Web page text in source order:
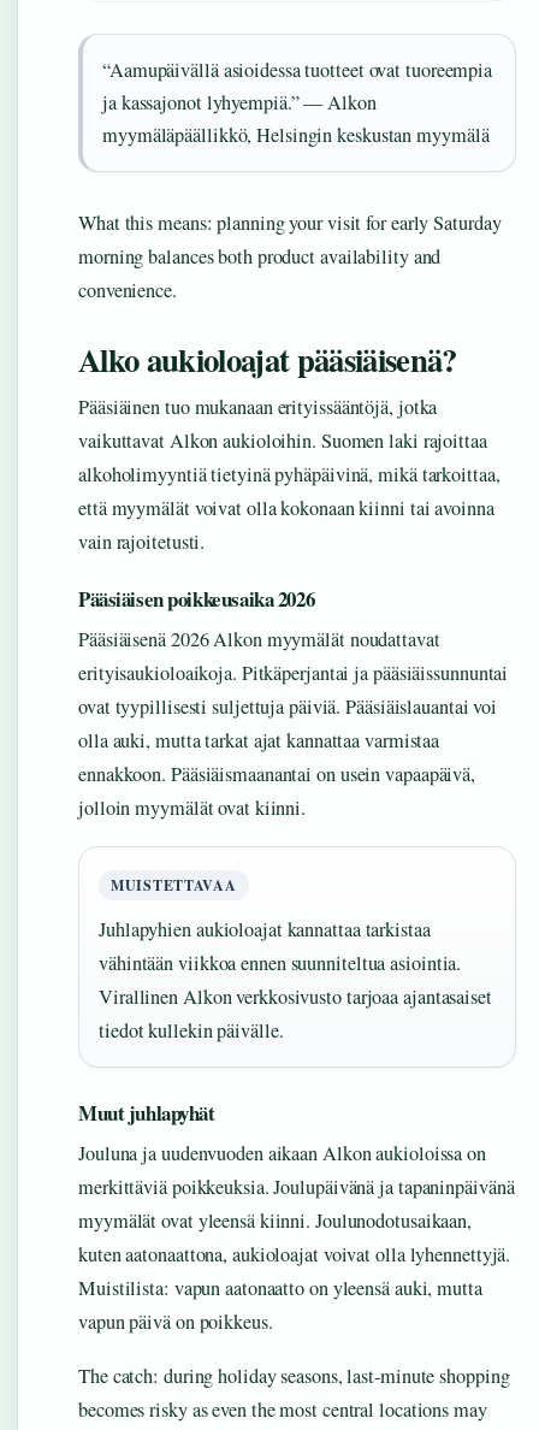
“Aamupäivällä asioidessa tuotteet ovat tuoreempia
ja kassajonot lyhyempiä.” — Alkon
myymäläpäällikkö, Helsingin keskustan myymälä
What this means: planning your visit for early Saturday
morning balances both product availability and
convenience.
Alko aukioloajat pääsiäisenä?
Pääsiäinen tuo mukanaan erityissääntöjä, jotka
vaikuttavat Alkon aukioloihin. Suomen laki rajoittaa
alkoholimyyntiä tietyinä pyhäpäivinä, mikä tarkoittaa,
että myymälät voivat olla kokonaan kiinni tai avoinna
vain rajoitetusti.
Pääsiäisen poikkeusaika 2026
Pääsiäisenä 2026 Alkon myymälät noudattavat
erityisaukioloaikoja. Pitkäperjantai ja pääsiäissunnuntai
ovat tyypillisesti suljettuja päiviä. Pääsiäislauantai voi
olla auki, mutta tarkat ajat kannattaa varmistaa
ennakkoon. Pääsiäismaanantai on usein vapaapäivä,
jolloin myymälät ovat kiinni.
MUISTETTAVAA
Juhlapyhien aukioloajat kannattaa tarkistaa
vähintään viikkoa ennen suunniteltua asiointia.
Virallinen Alkon verkkosivusto tarjoaa ajantasaiset
tiedot kullekin päivälle.
Muut juhlapyhät
Jouluna ja uudenvuoden aikaan Alkon aukioloissa on
merkittäviä poikkeuksia. Joulupäivänä ja tapaninpäivänä
myymälät ovat yleensä kiinni. Joulunodotusaikaan,
kuten aatonaattona, aukioloajat voivat olla lyhennettyjä.
Muistilista: vapun aatonaatto on yleensä auki, mutta
vapun päivä on poikkeus.
The catch: during holiday seasons, last-minute shopping
becomes risky as even the most central locations may